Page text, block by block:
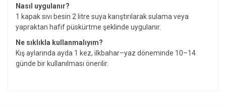
Nasıl uygulanır?
1 kapak sıvı besin 2 litre suya karıştırılarak sulama veya
yapraktan hafif püskürtme şeklinde uygulanır.
Ne sıklıkla kullanmalıyım?
Kış aylarında ayda 1 kez, ilkbahar–yaz döneminde 10–14
günde bir kullanılması önerilir.